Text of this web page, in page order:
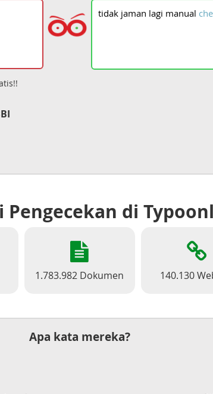
tidak jaman lagi manual
di
1.783.982 Dokumen 140.130
Apa kata mereka?